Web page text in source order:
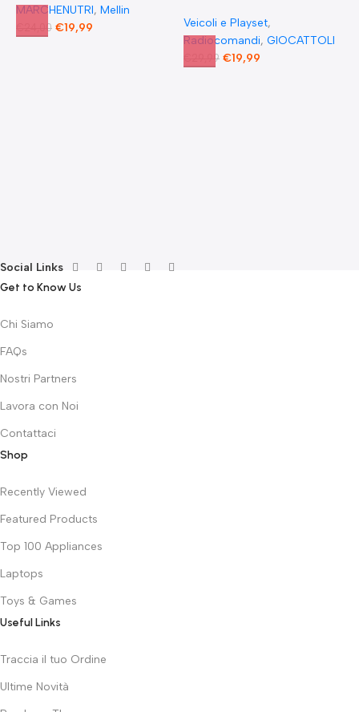
MARCHENUTRI, Mellin
24,00 €19,99 Veicoli e Playset,
Radiocomandi, GIOCATTOLI
29,99 €19,99
Social Links
Get to Know Us
Chi Siamo
FAQs
Nostri Partners
Lavora con Noi
Contattaci
Shop
Recently Viewed
Featured Products
Top 100 Appliances
Laptops
Toys & Games
Useful Links
Traccia il tuo Ordine
Ultime Novità